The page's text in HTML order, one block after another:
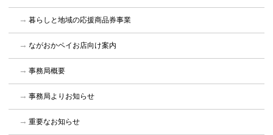
暮らしと地域の応援商品券事業
ながおかペイお店向け案内
事務局概要
事務局よりお知らせ
重要なお知らせ